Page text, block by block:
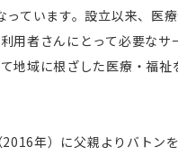
っています。設立以来、医
用者さんにとって必要なサ
地域に根ざした医療・福祉
年）に父親よりバトン